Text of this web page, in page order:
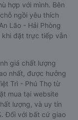
hợp với mình. Bên
ngồi yêu thích
Lão - Hải Phòng
khi đặt trực tiếp vẫn
giá chất lượng
nhất, được hưởng
Trì - Phú Thọ từ
mua tại website
lượng, và uy tín
Đối với bất cứ giao